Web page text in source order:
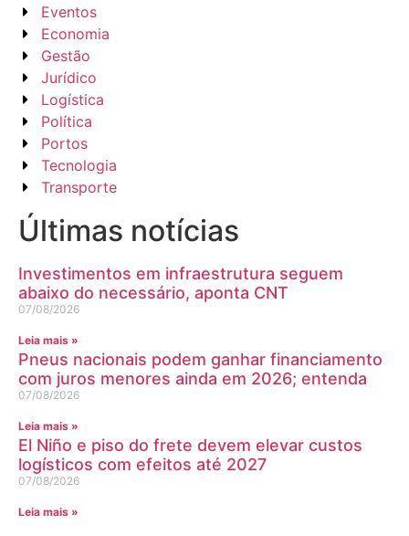
Eventos
Economia
Gestão
Jurídico
Logística
Política
Portos
Tecnologia
Transporte
Últimas notícias
Investimentos em infraestrutura seguem
abaixo do necessário, aponta CNT
07/08/2026
Leia mais »
Pneus nacionais podem ganhar financiamento
com juros menores ainda em 2026; entenda
07/08/2026
Leia mais »
El Niño e piso do frete devem elevar custos
logísticos com efeitos até 2027
07/08/2026
Leia mais »